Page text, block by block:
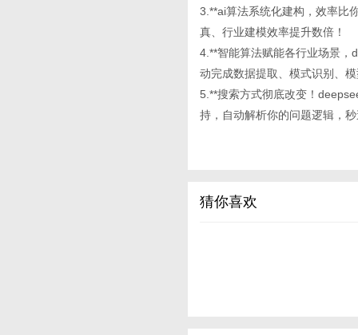
3.**ai算法系统化建构，效率比
真、行业建模效率提升数倍！
4.**智能算法赋能各行业场景
动完成数据提取、模式识别、
5.**搜索方式彻底改变！
持，自动解析你的问题逻辑，
猜你喜欢